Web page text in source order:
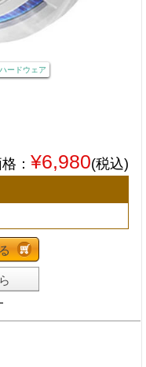
ードウェア
： ¥6,980(税込)